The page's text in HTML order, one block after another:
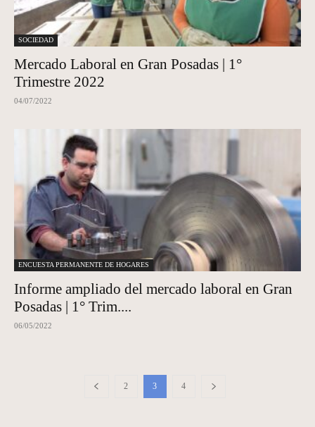
SOCIEDAD
Mercado Laboral en Gran Posadas | 1°
Trimestre 2022
04/07/2022
ENCUESTA PERMANENTE DE HOGARES
Informe ampliado del mercado laboral en Gran
Posadas | 1° Trim....
06/05/2022
2 3 4